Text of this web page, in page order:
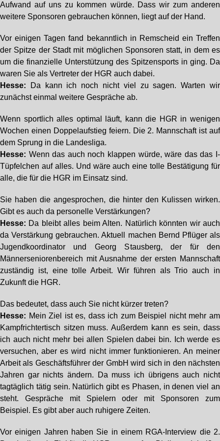
Aufwand auf uns zu kommen würde. Dass wir zum anderen
weitere Sponsoren gebrauchen können, liegt auf der Hand.
Vor einigen Tagen fand bekanntlich in Remscheid ein Treffen
der Spitze der Stadt mit möglichen Sponsoren statt, in dem es
um die finanzielle Unterstützung des Spitzensports in ging. Da
waren Sie als Vertreter der HGR auch dabei.
Hesse: Da kann ich noch nicht viel zu sagen. Warten wir
zunächst einmal weitere Gespräche ab.
Wenn sportlich alles optimal läuft, kann die HGR in wenigen
Wochen einen Doppelaufstieg feiern. Die 2. Mannschaft ist auf
dem Sprung in die Landesliga.
Hesse: Wenn das auch noch klappen würde, wäre das das I-
Tüpfelchen auf alles. Und wäre auch eine tolle Bestätigung für
alle, die für die HGR im Einsatz sind.
Sie haben die angesprochen, die hinter den Kulissen wirken.
Gibt es auch da personelle Verstärkungen?
Hesse: Da bleibt alles beim Alten. Natürlich könnten wir auch
da Verstärkung gebrauchen. Aktuell machen Bernd Pflüger als
Jugendkoordinator und Georg Stausberg, der für den
Männerseniorenbereich mit Ausnahme der ersten Mannschaft
zuständig ist, eine tolle Arbeit. Wir führen als Trio auch in
Zukunft die HGR.
Das bedeutet, dass auch Sie nicht kürzer treten?
Hesse: Mein Ziel ist es, dass ich zum Beispiel nicht mehr am
Kampfrichtertisch sitzen muss. Außerdem kann es sein, dass
ich auch nicht mehr bei allen Spielen dabei bin. Ich werde es
versuchen, aber es wird nicht immer funktionieren. An meiner
Arbeit als Geschäftsführer der GmbH wird sich in den nächsten
Jahren gar nichts ändern. Da muss ich übrigens auch nicht
tagtäglich tätig sein. Natürlich gibt es Phasen, in denen viel an
steht. Gespräche mit Spielern oder mit Sponsoren zum
Beispiel. Es gibt aber auch ruhigere Zeiten.
Vor einigen Jahren haben Sie in einem RGA-Interview die 2.